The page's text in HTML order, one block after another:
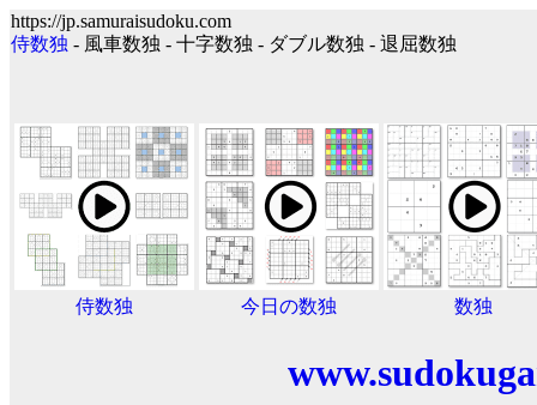
https://jp.samuraisudoku.com
侍数独 - 風車数独 - 十字数独 - ダブル数独 - 退屈数独
侍数独 今日の数独 数独